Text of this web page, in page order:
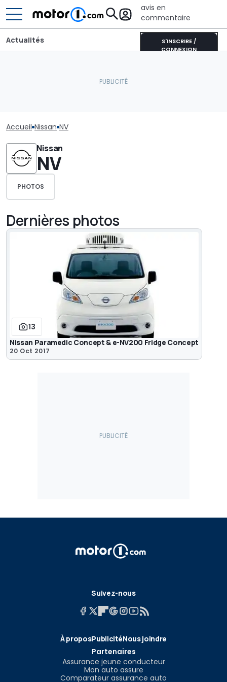
avis en
commentaire
S'INSCRIRE /
CONNEXION
Actualités
Accueil Nissan NV
Nissan
NV
PHOTOS
Dernières photos
13
Nissan Paramedic Concept & e-NV200 Fridge Concept
20 Oct 2017
Suivez-nous
À proposPublicitéNous joindre
Partenaires
Assurance jeune conducteur
Mon auto assure
Comparateur assurance auto